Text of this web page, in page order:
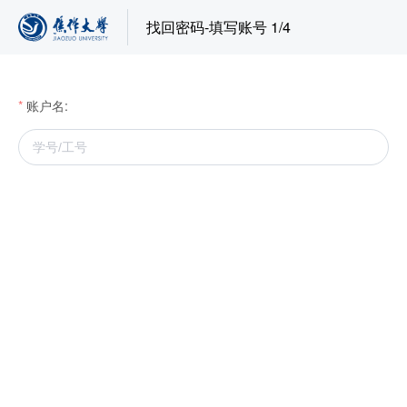
找回密码-填写账号 1/4
账户名: